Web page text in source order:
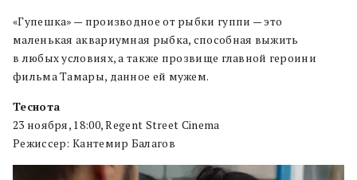
«Гупешка» — производное от рыбки гуппи — это
маленькая аквариумная рыбка, способная выжить
в любых условиях, а также прозвище главной героини
фильма Тамары, данное ей мужем.
Теснота
23 ноября, 18:00, Regent Street Cinema
Режиссер: Кантемир Балагов